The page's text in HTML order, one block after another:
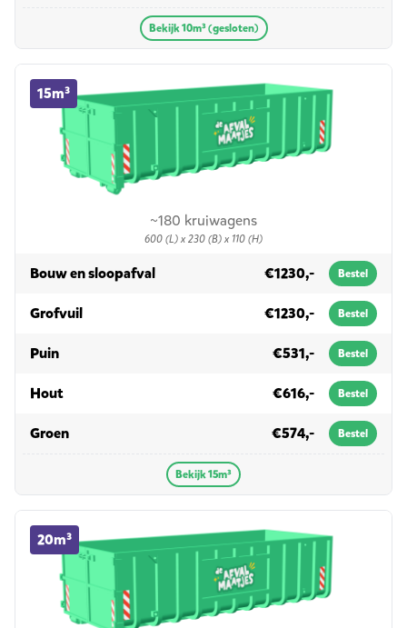
Bekijk 10m³ (gesloten)
~180 kruiwagens
600 (L) x 230 (B) x 110 (H)
15m³
15m³ container huren
Bouw en sloopafvalin 15m³ €1230,- Bestel
Grofvuilin 15m³ €1230,- Bestel
Puinin 15m³ €531,- Bestel
Houtin 15m³ €616,- Bestel
Groenin 15m³ €574,- Bestel
Bekijk 15m³
20m³
20m³ container huren